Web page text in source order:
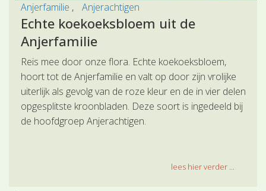
Anjerfamilie Anjerachtigen
Echte koekoeksbloem uit de
Anjerfamilie
Reis mee door onze flora. Echte koekoeksbloem,
hoort tot de Anjerfamilie en valt op door zijn vrolijke
uiterlijk als gevolg van de roze kleur en de in vier delen
opgesplitste kroonbladen. Deze soort is ingedeeld bij
de hoofdgroep Anjerachtigen.
lees hier verder ...